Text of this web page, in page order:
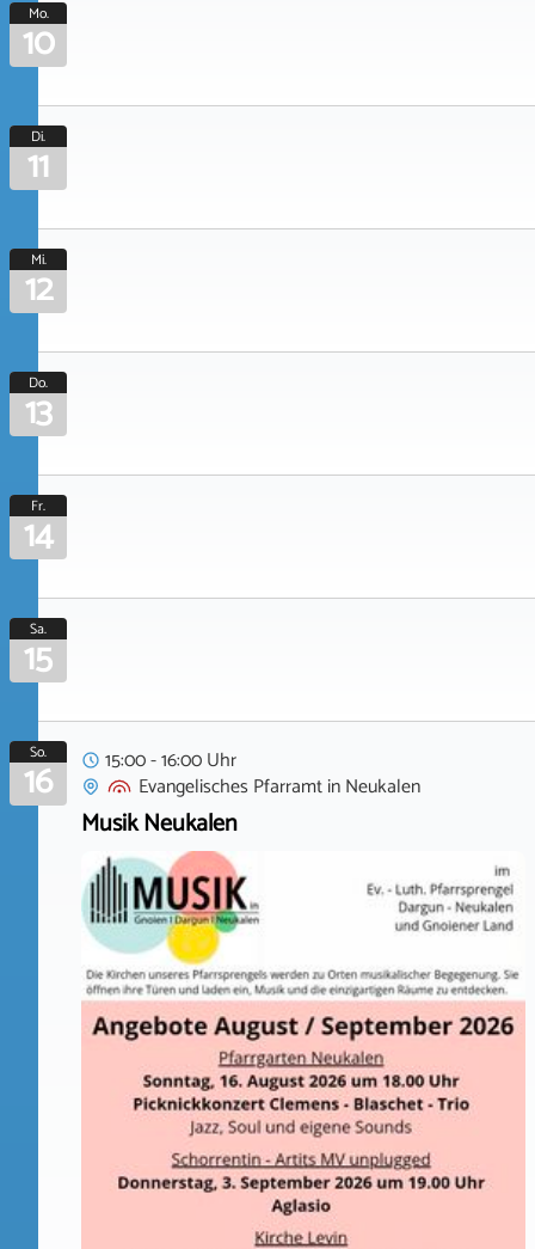
Mo.
10
Di.
11
Mi.
12
Do.
13
Fr.
14
Sa.
15
So.
16
15:00 - 16:00 Uhr
Evangelisches PfarramtinNeukalen
Musik Neukalen